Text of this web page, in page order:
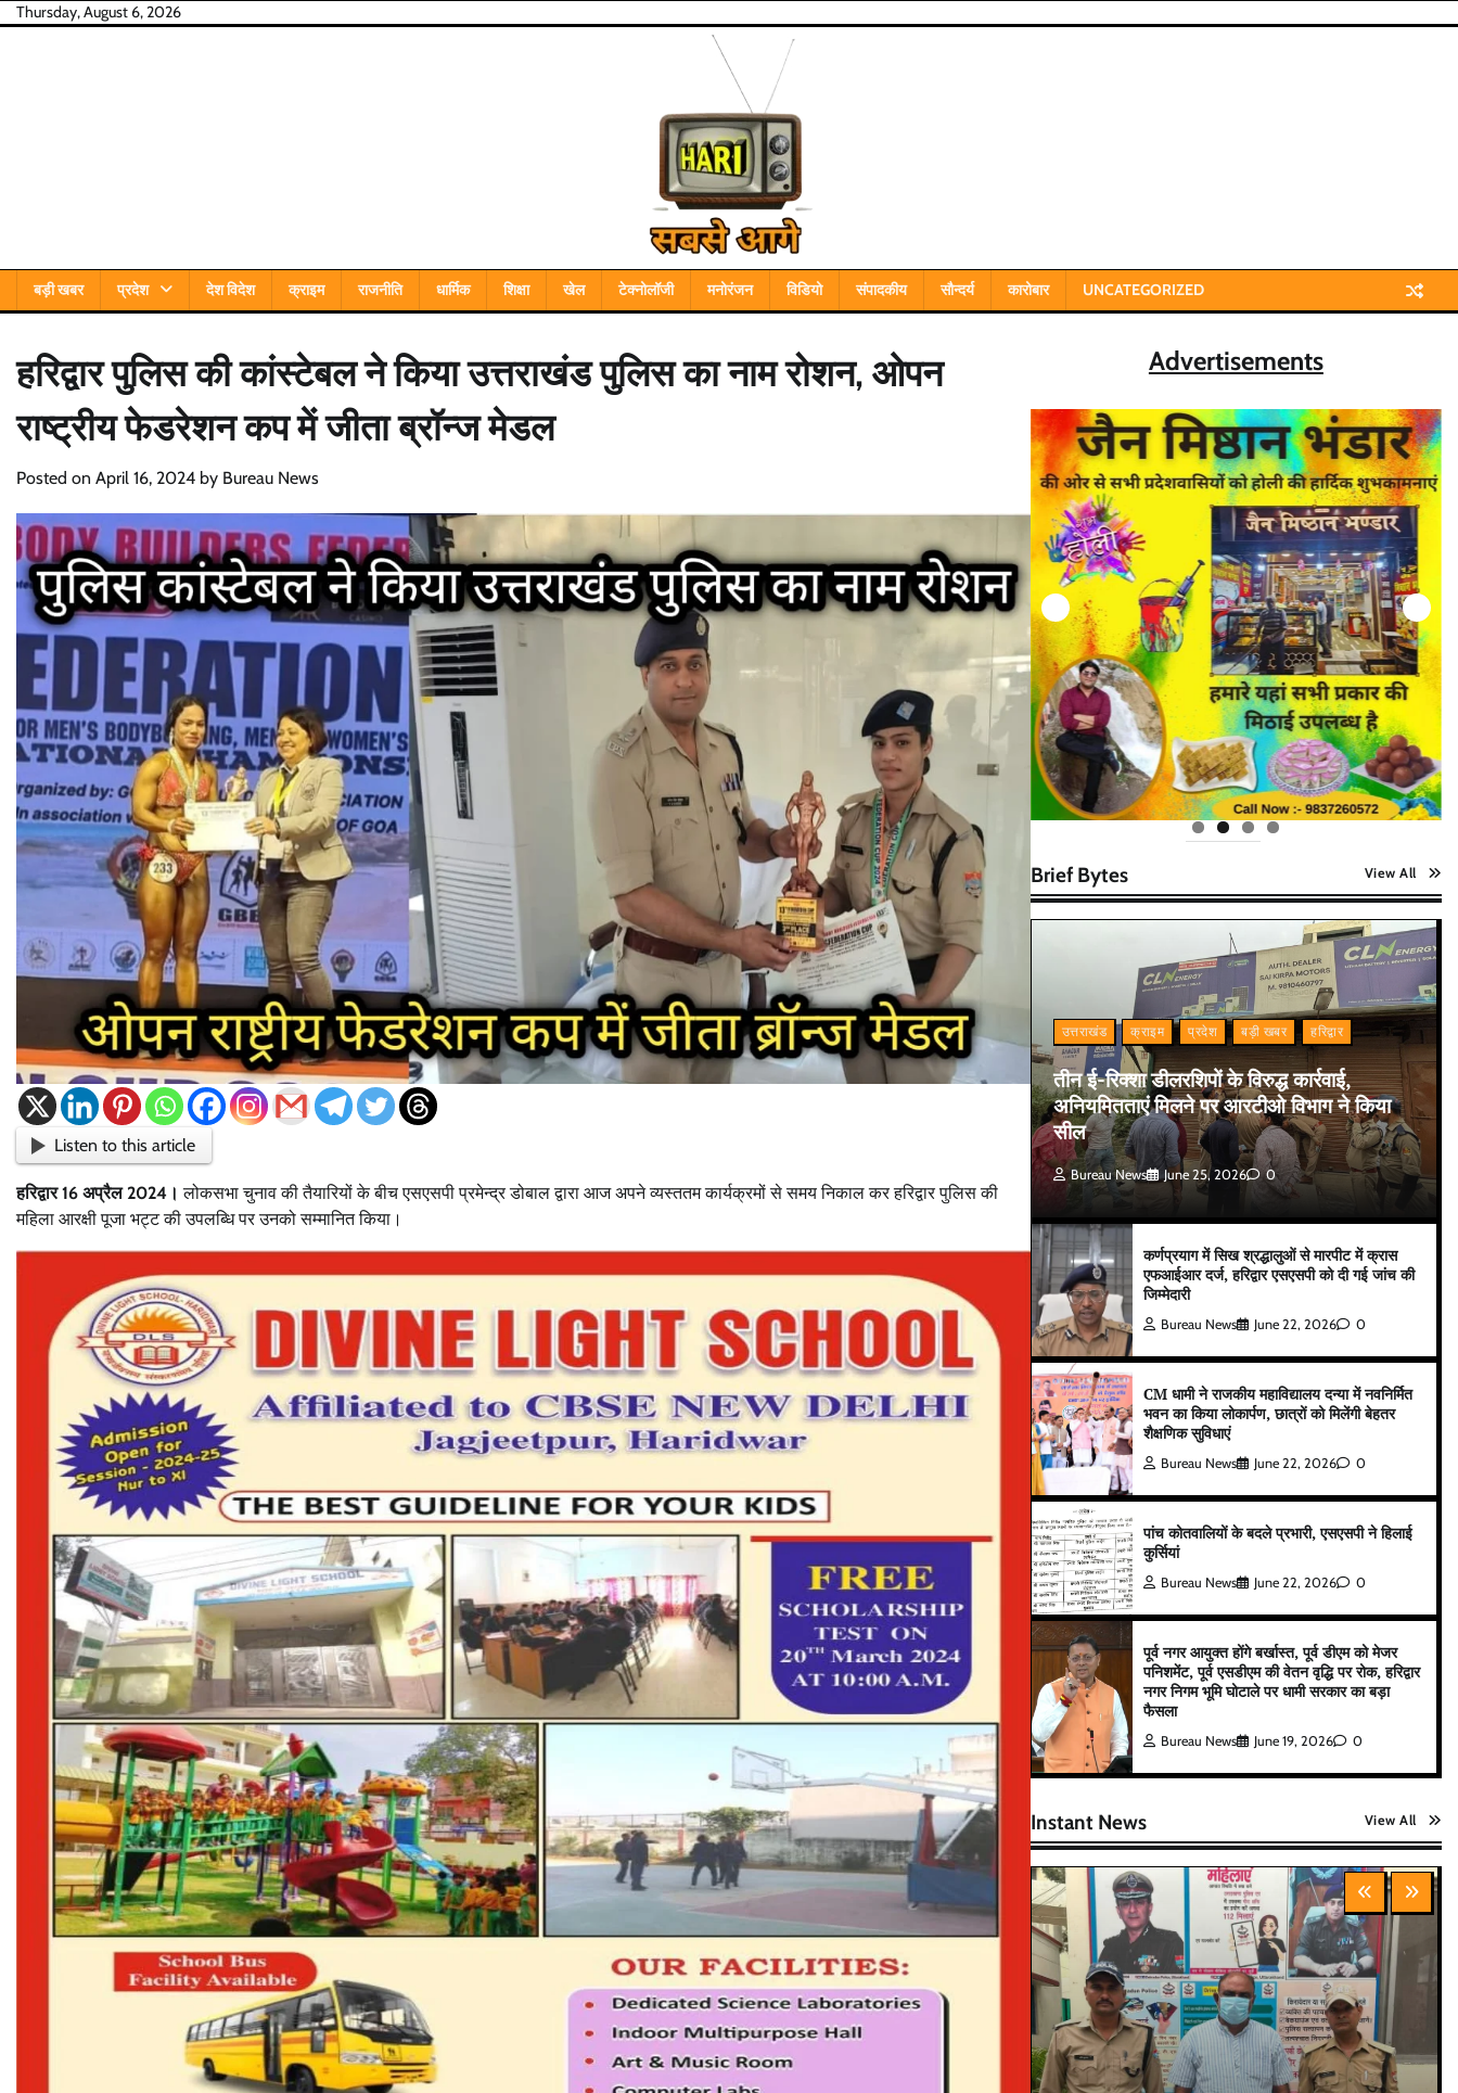
SkipThursday, August 6, 2026
बड़ी खबर प्रदेश देश विदेश क्राइम राजनीति धार्मिक शिक्षा खेल टेक्नोलॉजी मनोरंजन विडियो संपादकीय सौन्दर्य कारोबार UNCATEGORIZED
हरिद्वार पुलिस की कांस्टेबल ने किया उत्तराखंड पुलिस का नाम रोशन, ओपन
राष्ट्रीय फेडरेशन कप में जीता ब्रॉन्ज मेडल
Posted on April 16, 2024 by Bureau News
Listen to this article
हरिद्वार 16 अप्रैल 2024।लोकसभा चुनाव की तैयारियों के बीच एसएसपी प्रमेन्द्र डोबाल द्वारा आज अपने व्यस्ततम कार्यक्रमों से समय निकाल कर हरिद्वार पुलिस की
महिला आरक्षी पूजा भट्ट की उपलब्धि पर उनको सम्मानित किया।
Advertisements
Brief Bytes View All
उत्तराखंड क्राइम प्रदेश बड़ी खबर हरिद्वार
तीन ई-रिक्शा डीलरशिपों के विरुद्ध कार्रवाई,
अनियमितताएं मिलने पर आरटीओ विभाग ने किया
सील
Bureau News June 25, 2026 0
कर्णप्रयाग में सिख श्रद्धालुओं से मारपीट में क्रास
एफआईआर दर्ज, हरिद्वार एसएसपी को दी गई जांच की
जिम्मेदारी
Bureau News June 22, 2026 0
CM धामी ने राजकीय महाविद्यालय दन्या में नवनिर्मित
भवन का किया लोकार्पण, छात्रों को मिलेंगी बेहतर
शैक्षणिक सुविधाएं
Bureau News June 22, 2026 0
पांच कोतवालियों के बदले प्रभारी, एसएसपी ने हिलाई
कुर्सियां
Bureau News June 22, 2026 0
पूर्व नगर आयुक्त होंगे बर्खास्त, पूर्व डीएम को मेजर
पनिशमेंट, पूर्व एसडीएम की वेतन वृद्धि पर रोक, हरिद्वार
नगर निगम भूमि घोटाले पर धामी सरकार का बड़ा
फैसला
Bureau News June 19, 2026 0
Instant News View All